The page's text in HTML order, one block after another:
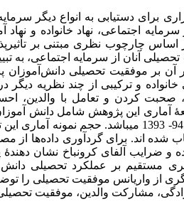
برای دستیابی به انواع دیگر
اجتماعی، نهاد خانواده و
چارچوب نظری مبتنی بر
آنان از سرمایه اجتماعی، به
آن بر موفقیت تحصیلی
و ترکیبی از چند نظریه دیگر
صحبت کردن و تعامل با والدین،
آماری این پژوهش شامل دانش
شده اند. برای گرد‌آوری داده­‌ها از
آلفای کرونباخ نشان دهندۀ
مستقیم بر عملکرد تحصیلی
از واریانس موفقیت تحصیلی را
مشارکت والدین، موفقیت